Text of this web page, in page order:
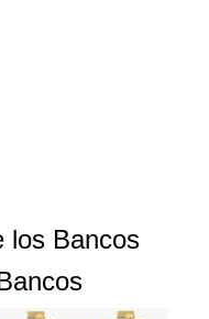
los Bancos